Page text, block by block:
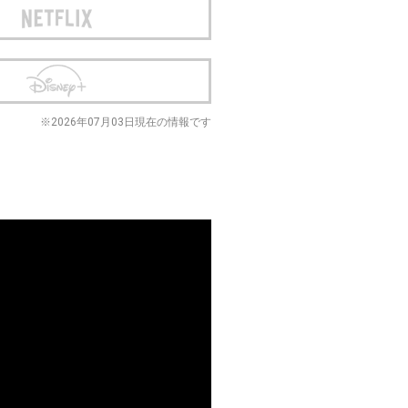
※2026年07月03日現在の情報です